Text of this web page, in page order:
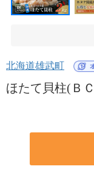
北海道雄武町
ほたて貝柱(Ｂ